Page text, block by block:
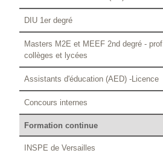
DIU 1er degré
Masters M2E et MEEF 2nd degré - prof.
collèges et lycées
Assistants d'éducation (AED) -Licence
Concours internes
Formation continue
INSPE de Versailles